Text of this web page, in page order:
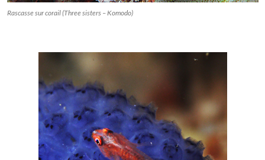
Rascasse sur corail (Three sisters – Komodo)